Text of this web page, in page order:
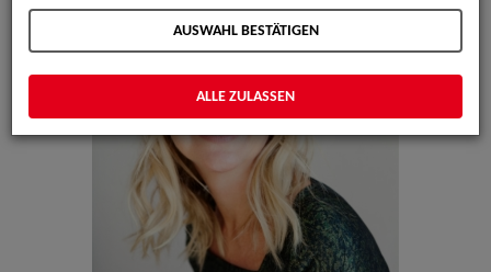
AUSWAHL BESTÄTIGEN
ALLE ZULASSEN